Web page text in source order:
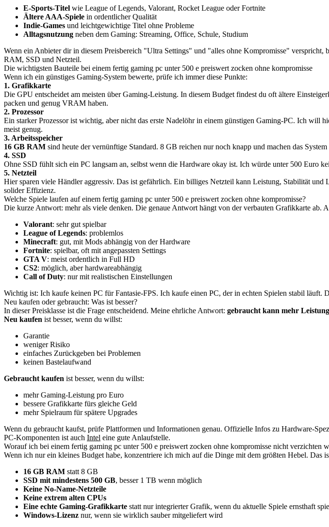
E-Sports-Titel wie League of Legends, Valorant, Rocket League oder Fortnite
Ältere AAA-Spiele in ordentlicher Qualität
Indie-Games und leichtgewichtige Titel ohne Probleme
Alltagsnutzung neben dem Gaming: Streaming, Office, Schule, Studium
Wenn ein Anbieter dir in diesem Preisbereich "Ultra Settings" und "alles ohne Kompromisse"
RAM, SSD und Netzteil.
Die wichtigsten Bauteile bei einem fertig gaming pc unter 500 e preiswert zocken ohne kompromisse
Wenn ich ein günstiges Gaming-System bewerte, prüfe ich immer diese Punkte:
1. Grafikkarte
Die GPU entscheidet am meisten über Gaming-Leistung. In diesem Budget findest du oft ältere
packen und genug VRAM haben.
2. Prozessor
Ein starker Prozessor ist wichtig, aber nicht das erste Nadelöhr in einem günstigen Gaming-PC. Ich will
meist genug.
3. Arbeitsspeicher
16 GB RAM sind heute der vernünftige Standard. 8 GB reichen nur noch knapp und machen das
4. SSD
Ohne SSD fühlt sich ein PC langsam an, selbst wenn die Hardware okay ist. Ich würde unter 500 Euro
5. Netzteil
Hier sparen viele Händler aggressiv. Das ist gefährlich. Ein billiges Netzteil kann Leistung, Stabilität und
solider Effizienz.
Welche Spiele laufen auf einem fertig gaming pc unter 500 e preiswert zocken ohne kompromisse?
Die kurze Antwort: mehr als viele denken. Die genaue Antwort hängt von der verbauten Grafikkarte ab.
Valorant: sehr gut spielbar
League of Legends: problemlos
Minecraft: gut, mit Mods abhängig von der Hardware
Fortnite: spielbar, oft mit angepassten Settings
GTA V: meist ordentlich in Full HD
CS2: möglich, aber hardwareabhängig
Call of Duty: nur mit realistischen Einstellungen
Wichtig ist: Ich kaufe keinen PC für Fantasie-FPS. Ich kaufe einen PC, der in echten Spielen stabil
Neu kaufen oder gebraucht: Was ist besser?
In dieser Preisklasse ist die Frage entscheidend. Meine ehrliche Antwort: gebraucht kann mehr
Neu kaufen ist besser, wenn du willst:
Garantie
weniger Risiko
einfaches Zurückgeben bei Problemen
keinen Bastelaufwand
Gebraucht kaufen ist besser, wenn du willst:
mehr Gaming-Leistung pro Euro
bessere Grafikkarte fürs gleiche Geld
mehr Spielraum für spätere Upgrades
Wenn du gebraucht kaufst, prüfe Plattformen und Informationen genau. Offizielle Infos zu Hardware-
PC-Komponenten ist auch Intel eine gute Anlaufstelle.
Worauf ich bei einem fertig gaming pc unter 500 e preiswert zocken ohne kompromisse nicht verzichten
Wenn ich nur ein kleines Budget habe, konzentriere ich mich auf die Dinge mit dem größten Hebel. Das
16 GB RAM statt 8 GB
SSD mit mindestens 500 GB, besser 1 TB wenn möglich
Keine No-Name-Netzteile
Keine extrem alten CPUs
Eine echte Gaming-Grafikkarte statt nur integrierter Grafik, wenn du aktuelle Spiele ernsthaft
Windows-Lizenz nur, wenn sie wirklich sauber mitgeliefert wird